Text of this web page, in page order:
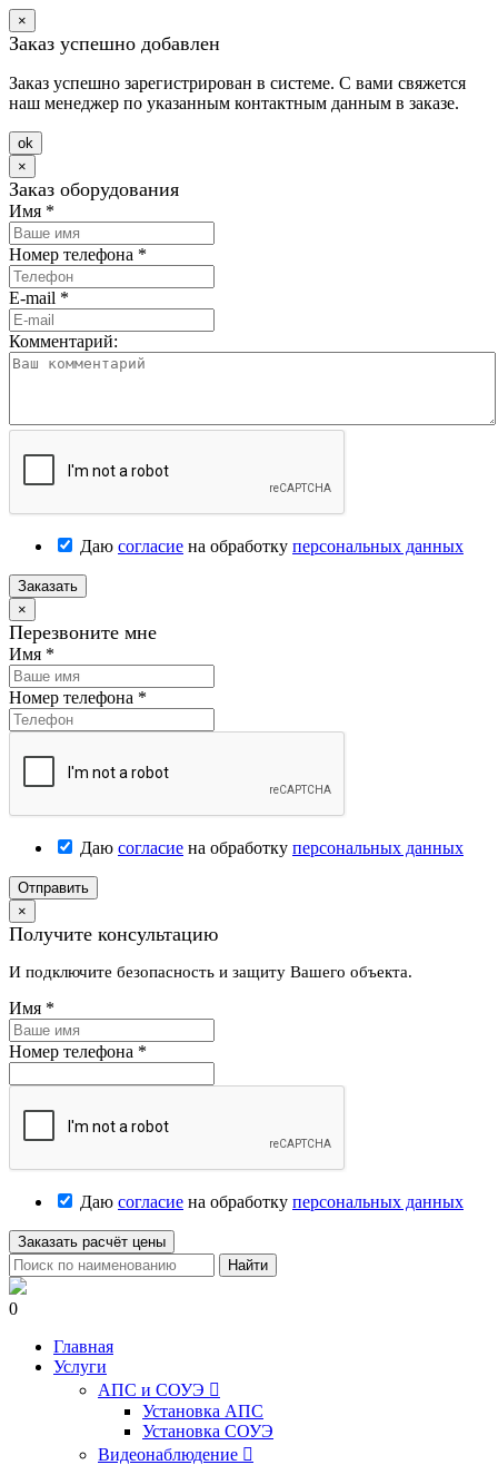
×
Заказ успешно добавлен
Заказ успешно зарегистрирован в системе. С вами свяжется
наш менеджер по указанным контактным данным в заказе.
оk
×
Заказ оборудования
Имя *
Номер телефона *
E-mail *
Комментарий:
Даю согласие на обработку персональных данных
Заказать
×
Перезвоните мне
Имя *
Номер телефона *
Даю согласие на обработку персональных данных
Отправить
×
Получите консультацию
И подключите безопасность и защиту Вашего объекта.
Имя *
Номер телефона *
Даю согласие на обработку персональных данных
Заказать расчёт цены
Найти
0
Главная
Услуги
АПС и СОУЭ 
Установка АПС
Установка СОУЭ
Видеонаблюдение 